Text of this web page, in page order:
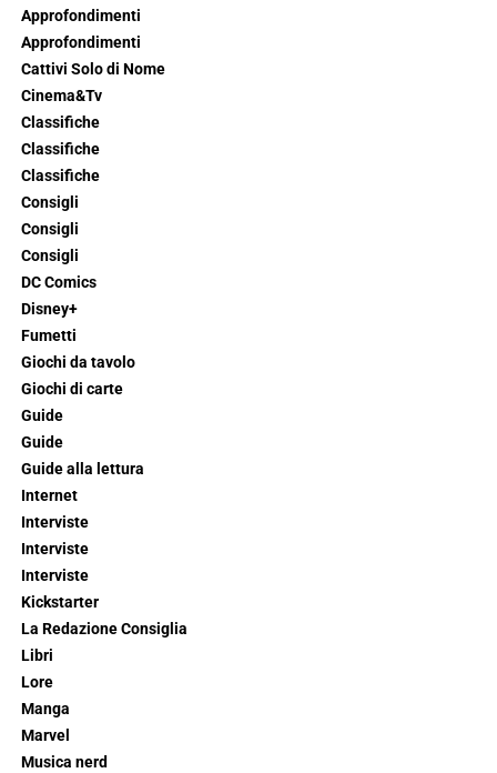
Approfondimenti
Approfondimenti
Cattivi Solo di Nome
Cinema&Tv
Classifiche
Classifiche
Classifiche
Consigli
Consigli
Consigli
DC Comics
Disney+
Fumetti
Giochi da tavolo
Giochi di carte
Guide
Guide
Guide alla lettura
Internet
Interviste
Interviste
Interviste
Kickstarter
La Redazione Consiglia
Libri
Lore
Manga
Marvel
Musica nerd